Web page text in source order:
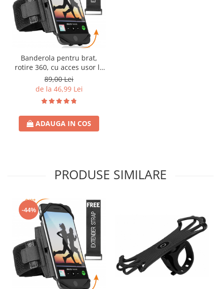
Banderola pentru brat,
rotire 360, cu acces usor la
ecran, pentru alergare,
fiteness, sala, bicicleta,
drumetii
89,00 Lei
de la 46,99 Lei
ADAUGA IN COS
PRODUSE SIMILARE
-44%